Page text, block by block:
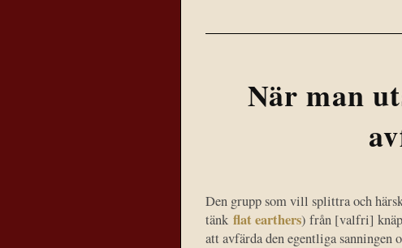
När man
Den grupp som vill splittra och
tänk flat earthers) från [valfri]
att avfärda den egentliga sanningen